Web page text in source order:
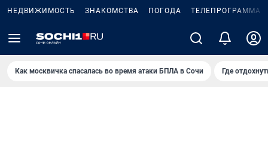
НЕДВИЖИМОСТЬ ЗНАКОМСТВА ПОГОДА ТЕЛЕПРОГРАММА
Как москвичка спасалась во время атаки БПЛА в Сочи Где